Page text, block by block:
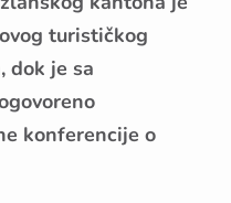
turističkog
dok je sa
konferencije o